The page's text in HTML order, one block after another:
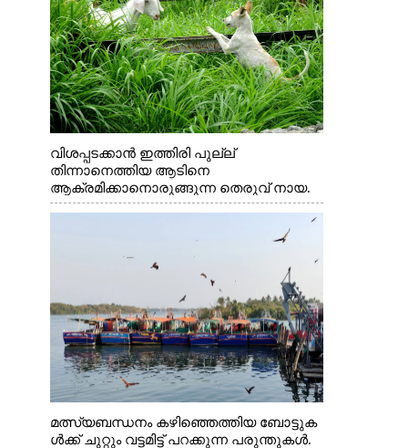
വിശപ്പടക്കാൻ ഇത്തിരി പുല്ല്
തിന്നാനെത്തിയ ആടിനെ
ആക്രമിക്കാനൊരുങ്ങുന്ന തെരുവ് നായ.
എറണാകുളം വാത്തുരുത്തിയിൽ നിന്നുള്ള
മത്സ്യബന്ധനം കഴിഞ്ഞെത്തിയ ബോട്ടുക
ൾക്ക് ചുറ്റും വട്ടമിട്ട് പറക്കുന്ന പരുന്തുകൾ.